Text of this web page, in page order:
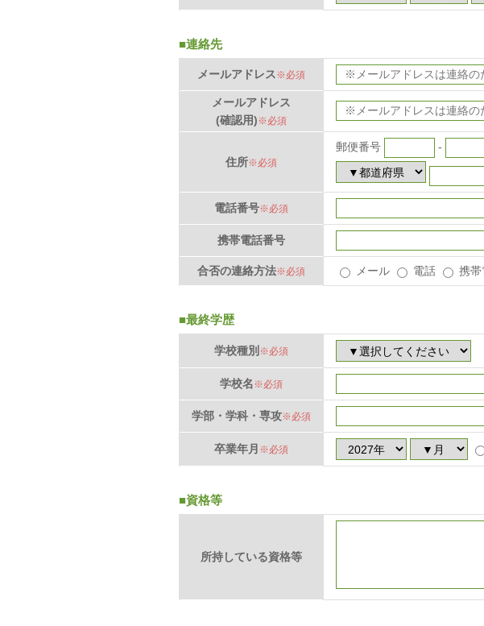
■連絡先
メールアドレス※必須
メールアドレス
(確認用)※必須
住所※必須
郵便番号 -
電話番号※必須
携帯電話番号
合否の連絡方法※必須 メール 電話 携帯
■最終学歴
学校種別 ※必須
学校名※必須
学部・学科・専攻※必須
卒業年月 ※必須
■資格等
所持している資格等